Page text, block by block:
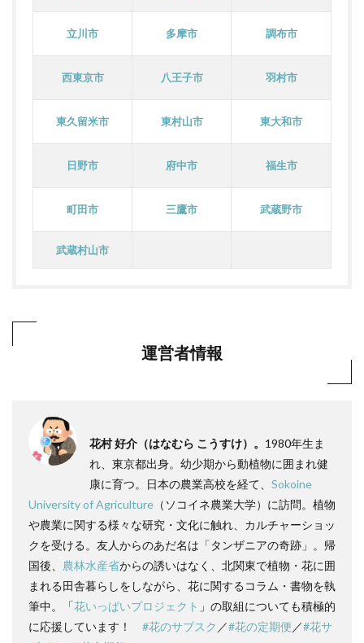
立川市 多摩市 調布市
西東京市 八王子市 羽村市
東久留米市 東村山市 東大和市
日野市 府中市 福生市
町田市 三鷹市 武蔵野市
武蔵村山市
運営者情報
花村 好介（はなむら こうすけ）。 1980年生ま
れ、東京都出身。幼少期から動植物に囲まれ健
康に育つ。日本の農業高校を経て、 Sokoine
University of Agriculture （ソコイネ農業大学）に訪問。植物
や農業に関する様々な研究・文化に触れ、カルチャーショッ
クを受ける。友人からのあだ名は「タンザニアの奇跡」。帰
国後、 農林水産省からの誘いはなく、北関東で植物・花に囲
まれる田舎暮らしをしながら、花に関するコラム・書物を執
筆中。「花いっぱいプロジェクト 」の取組についても積極的
に応援しています！ #花のサブスク ／#花の定期便 ／#花サ